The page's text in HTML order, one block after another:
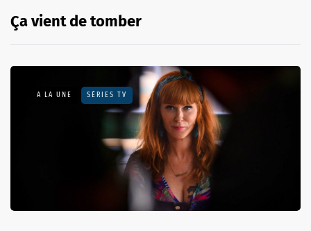
Ça vient de tomber
A LA UNE SÉRIES TV